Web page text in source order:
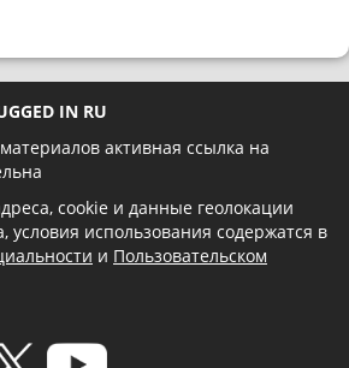
IN RU
активная ссылка на
cookie и данные геолокации
условия использования содержатся в
и Пользовательском